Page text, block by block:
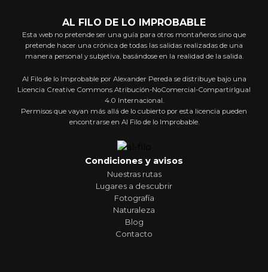
AL FILO DE LO IMPROBABLE
Esta web no pretende ser una guía para otros montañeros sino que
pretende hacer una crónica de todas las salidas realizadas de una
manera personal y subjetiva, basándose en la realidad de la salida.
Al Filo de lo Improbable por Alexander Pereda se distribuye bajo una
Licencia Creative Commons Atribución-NoComercial-CompartirIgual
4.0 Internacional.
Permisos que vayan más allá de lo cubierto por esta licencia pueden
encontrarse en Al Filo de lo Improbable.
Condiciones y avisos
Nuestras rutas
Lugares a descubrir
Fotografía
Naturaleza
Blog
Contacto